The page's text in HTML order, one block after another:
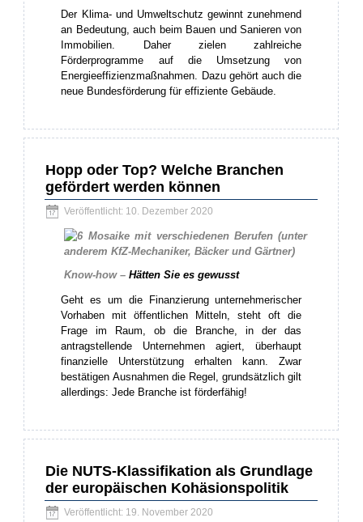
Der Klima- und Umweltschutz gewinnt zunehmend
an Bedeutung, auch beim Bauen und Sanieren von
Immobilien. Daher zielen zahlreiche
Förderprogramme auf die Umsetzung von
Energieeffizienzmaßnahmen. Dazu gehört auch die
neue Bundesförderung für effiziente Gebäude.
Hopp oder Top? Welche Branchen
gefördert werden können
Veröffentlicht: 10. Dezember 2020
Know-how – Hätten Sie es gewusst
Geht es um die Finanzierung unternehmerischer
Vorhaben mit öffentlichen Mitteln, steht oft die
Frage im Raum, ob die Branche, in der das
antragstellende Unternehmen agiert, überhaupt
finanzielle Unterstützung erhalten kann. Zwar
bestätigen Ausnahmen die Regel, grundsätzlich gilt
allerdings: Jede Branche ist förderfähig!
Die NUTS-Klassifikation als Grundlage
der europäischen Kohäsionspolitik
Veröffentlicht: 19. November 2020